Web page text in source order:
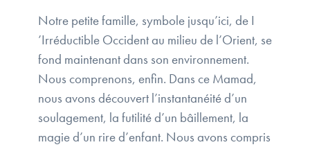
Notre petite famille, symbole jusqu’ici, de I
’Irréductible Occident au milieu de l’Orient, se
fond maintenant dans son environnement.
Nous comprenons, enfin. Dans ce Mamad,
nous avons découvert l’instantanéité d’un
soulagement, la futilité d’un bâillement, la
magie d’un rire d’enfant. Nous avons compris